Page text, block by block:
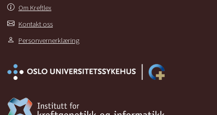
Om Kreftlex
Kontakt oss
Personvernerklæring